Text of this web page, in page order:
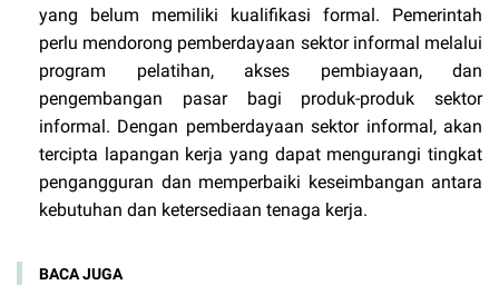
yang belum memiliki kualifikasi formal. Pemerintah
perlu mendorong pemberdayaan sektor informal melalui
program pelatihan, akses pembiayaan, dan
pengembangan pasar bagi produk-produk sektor
informal. Dengan pemberdayaan sektor informal, akan
tercipta lapangan kerja yang dapat mengurangi tingkat
pengangguran dan memperbaiki keseimbangan antara
kebutuhan dan ketersediaan tenaga kerja.
BACA JUGA